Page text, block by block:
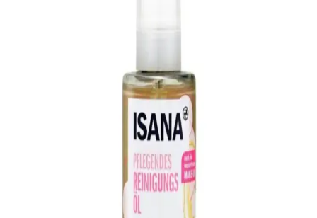
Argan ve badem yağı içeren saç bakım ürünleri, saçları güçlendirir,
Kuru Saçlar İçin Argan ve Badem Yağlı
Şampuanların Etkili Doğal Çözümü
Kuru saçlar için argan ve badem yağı içeren şampuanlar, saçın nem
dengesini koruyarak güçlendirir ve parlaklık kazandırır, düzenli
kullanım ve doğru bakım ile sağlıklı saçlara ulaşın.
OSERA Body Scrub Doğal İçeriklerle Derinlemesine
Temizlik ve Nemlendirme Sağlar